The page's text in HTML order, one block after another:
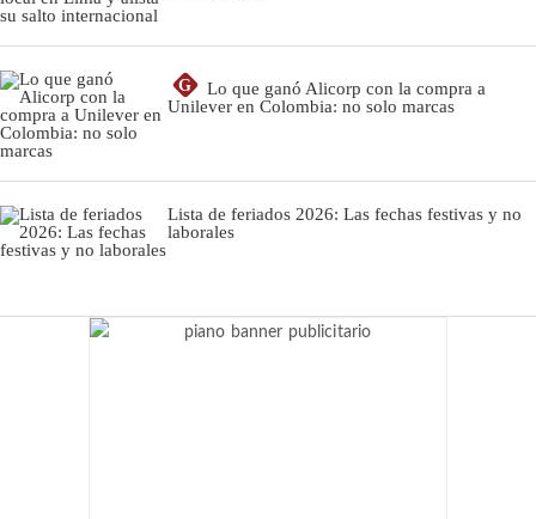
G
Lo que ganó Alicorp con la compra a
Unilever en Colombia: no solo marcas
Lista de feriados 2026: Las fechas festivas y no
laborales